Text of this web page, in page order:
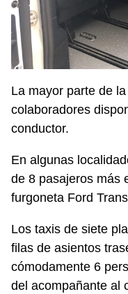
La mayor parte de
colaboradores
conductor.
En algunas
de 8 pasajeros más
furgoneta Ford
Los taxis de siete
filas de asientos
cómodamente 6
del acompañante al